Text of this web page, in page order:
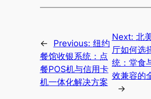
← Previous: 纽约
餐馆收银系统：点
餐POS机与信用卡
机一体化解决方案
Next: 北
厅如何选
统：堂食
效兼容的
→